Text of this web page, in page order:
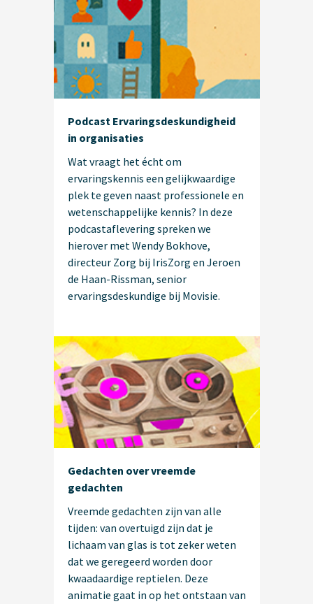
Podcast Ervaringsdeskundigheid
in organisaties
Wat vraagt het écht om
ervaringskennis een gelijkwaardige
plek te geven naast professionele en
wetenschappelijke kennis? In deze
podcastaflevering spreken we
hierover met Wendy Bokhove,
directeur Zorg bij IrisZorg en Jeroen
de Haan-Rissman, senior
ervaringsdeskundige bij Movisie.
Gedachten over vreemde
gedachten
Vreemde gedachten zijn van alle
tijden: van overtuigd zijn dat je
lichaam van glas is tot zeker weten
dat we geregeerd worden door
kwaadaardige reptielen. Deze
animatie gaat in op het ontstaan van